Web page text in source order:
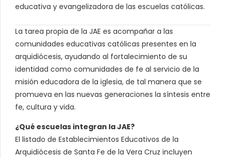
educativa y evangelizadora de las escuelas católicas.
La tarea propia de la JAE es acompañar a las
comunidades educativas católicas presentes en la
arquidiócesis, ayudando al fortalecimiento de su
identidad como comunidades de fe al servicio de la
misión educadora de la iglesia, de tal manera que se
promueva en las nuevas generaciones la síntesis entre
fe, cultura y vida.
¿Qué escuelas integran la JAE?
El listado de Establecimientos Educativos de la
Arquidiócesis de Santa Fe de la Vera Cruz incluyen